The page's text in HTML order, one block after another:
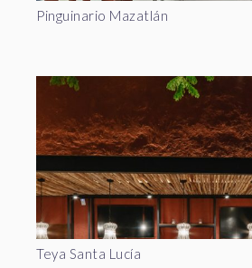
Pinguinario Mazatlán
Teya Santa Lucía